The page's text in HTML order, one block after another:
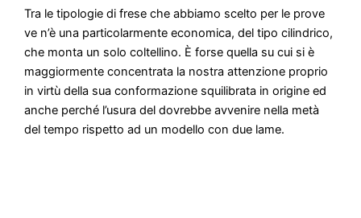
Tra le tipologie di frese che abbiamo scelto per le prove
ve n’è una particolarmente economica, del tipo cilindrico,
che monta un solo coltellino. È forse quella su cui si è
maggiormente concentrata la nostra attenzione proprio
in virtù della sua conformazione squilibrata in origine ed
anche perché l’usura del dovrebbe avvenire nella metà
del tempo rispetto ad un modello con due lame.